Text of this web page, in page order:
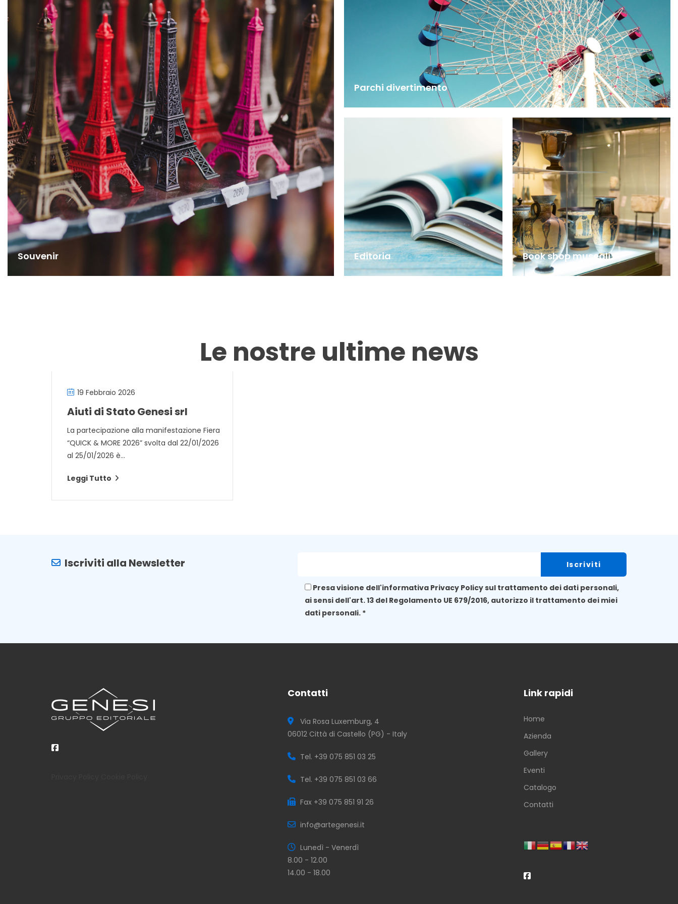
Souvenir
Parchi divertimento
Editoria Book shop museali
Le nostre ultime news
19 Febbraio 2026
Aiuti di Stato Genesi srl
La partecipazione alla manifestazione Fiera
“QUICK & MORE 2026” svolta dal 22/01/2026
al 25/01/2026 è...
Leggi Tutto
Iscriviti alla Newsletter
Presa visione dell'informativa Privacy Policysul trattamento dei dati personali,
ai sensi dell'art. 13 del Regolamento UE 679/2016, autorizzo il trattamento dei miei
dati personali. *
Contatti
Via Rosa Luxemburg, 4
06012 Città di Castello (PG) - Italy
Tel. +39 075 851 03 25
Tel. +39 075 851 03 66
Fax +39 075 851 91 26
info@artegenesi.it
Lunedì - Venerdì
8.00 - 12.00
14.00 - 18.00
Link rapidi
Home
Azienda
Gallery
Eventi
Catalogo
Contatti